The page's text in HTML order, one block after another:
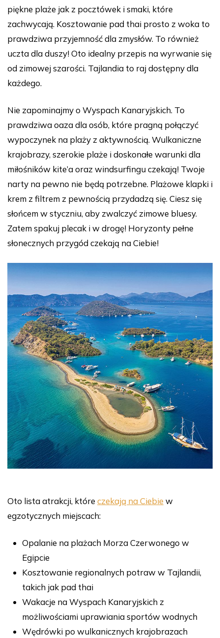
piękne plaże jak z pocztówek i smaki, które
zachwycają. Kosztowanie pad thai prosto z woka to
prawdziwa przyjemność dla zmysłów. To również
uczta dla duszy! Oto idealny przepis na wyrwanie się
od zimowej szarości. Tajlandia to raj dostępny dla
każdego.
Nie zapominajmy o Wyspach Kanaryjskich. To
prawdziwa oaza dla osób, które pragną połączyć
wypoczynek na plaży z aktywnością. Wulkaniczne
krajobrazy, szerokie plaże i doskonałe warunki dla
miłośników kite’a oraz windsurfingu czekają! Twoje
narty na pewno nie będą potrzebne. Plażowe klapki i
krem z filtrem z pewnością przydadzą się. Ciesz się
słońcem w styczniu, aby zwalczyć zimowe bluesy.
Zatem spakuj plecak i w drogę! Horyzonty pełne
słonecznych przygód czekają na Ciebie!
Oto lista atrakcji, które czekają na Ciebie w
egzotycznych miejscach:
Opalanie na plażach Morza Czerwonego w
Egipcie
Kosztowanie regionalnych potraw w Tajlandii,
takich jak pad thai
Wakacje na Wyspach Kanaryjskich z
możliwościami uprawiania sportów wodnych
Wędrówki po wulkanicznych krajobrazach